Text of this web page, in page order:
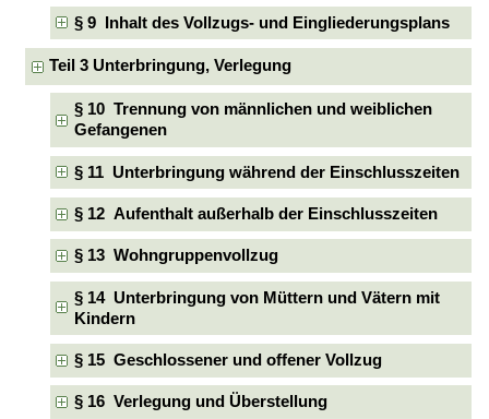
§ 9 Inhalt des Vollzugs- und Eingliederungsplans
Teil 3 Unterbringung, Verlegung
§ 10 Trennung von männlichen und weiblichen
Gefangenen
§ 11 Unterbringung während der Einschlusszeiten
§ 12 Aufenthalt außerhalb der Einschlusszeiten
§ 13 Wohngruppenvollzug
§ 14 Unterbringung von Müttern und Vätern mit
Kindern
§ 15 Geschlossener und offener Vollzug
§ 16 Verlegung und Überstellung